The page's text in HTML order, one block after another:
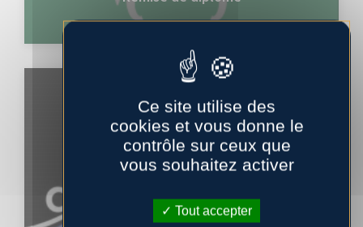
EVÉNEMENTS
Ce site utilise des
cookies et vous donne le
contrôle sur ceux que
vous souhaitez activer
Tout accepter